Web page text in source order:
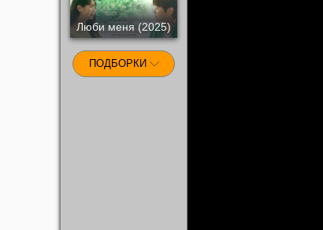
Люби меня (2025)
ПОДБОРКИ